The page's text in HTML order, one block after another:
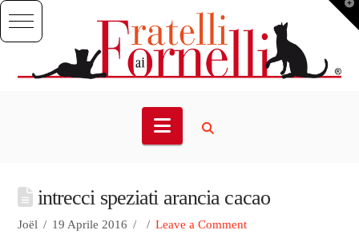
Navigation
intrecci speziati arancia cacao
Joël 19 Aprile 2016 Leave a Comment